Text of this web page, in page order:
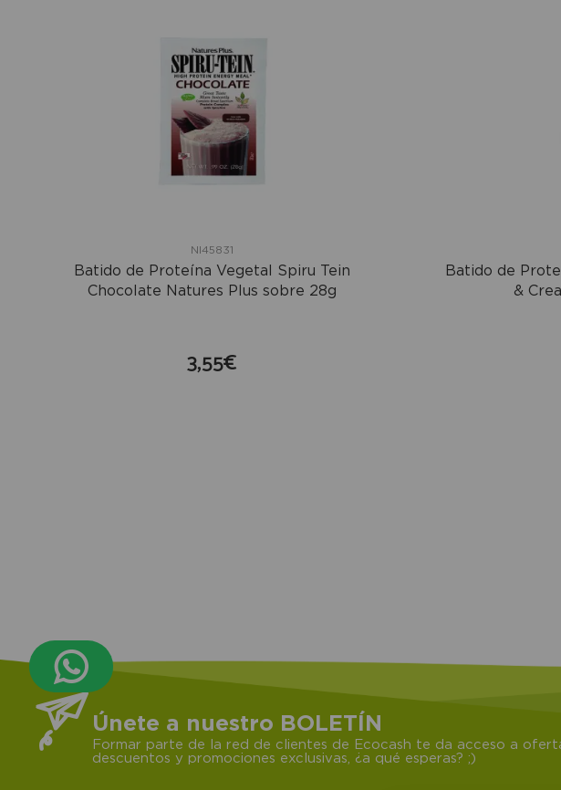
NI45831
Batido de Proteína Vegetal Spiru Tein
Chocolate Natures Plus sobre 28g
3,55€
Batido de
&
Únete a nuestro BOLETÍN
Formar parte de la red de clientes de Ecocash te da acceso a
descuentos y promociones exclusivas, ¿a qué esperas? ;)